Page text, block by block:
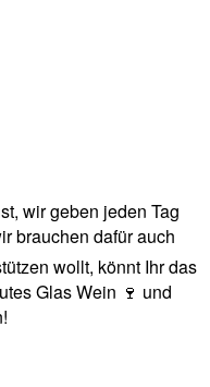
wir geben jeden Tag
brauchen dafür auch
wollt, könnt Ihr das
Glas Wein 🍷 und